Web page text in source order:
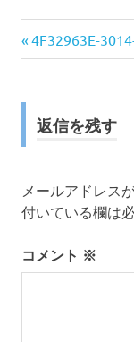
投
ナ
ゲ
シ
前
の
4F32963E-
返信を残す
メールアドレス
付いている欄は
コメント ※